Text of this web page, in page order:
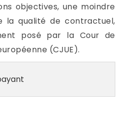
objectives, une moindre
la qualité de contractuel,
posé par la Cour de
(CJUE).